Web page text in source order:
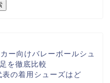
ー向けバレーボールシュ
を徹底比較
の着用シューズはど